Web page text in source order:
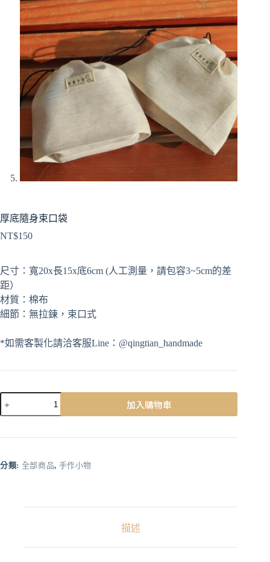
厚底隨身束口袋
NT$150
尺寸：寬20x長15x底6cm (人工測量，請包容3~5cm的差
距）
材質：棉布
細節：無拉鍊，束口式
*如需客製化請洽客服Line：@qingtian_handmade
加入購物車
r
分類: 全部商品, 手作小物
描述